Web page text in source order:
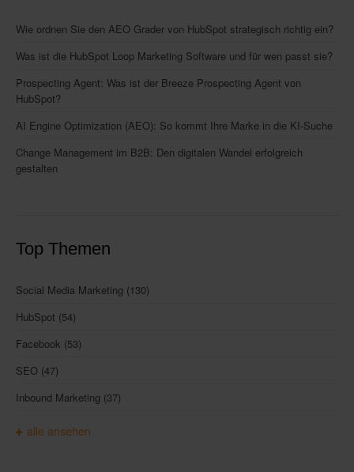
Wie ordnen Sie den AEO Grader von HubSpot strategisch richtig ein?
Was ist die HubSpot Loop Marketing Software und für wen passt sie?
Prospecting Agent: Was ist der Breeze Prospecting Agent von
HubSpot?
AI Engine Optimization (AEO): So kommt Ihre Marke in die KI-Suche
Change Management im B2B: Den digitalen Wandel erfolgreich
gestalten
Top Themen
Social Media Marketing (130)
HubSpot (54)
Facebook (53)
SEO (47)
Inbound Marketing (37)
alle ansehen